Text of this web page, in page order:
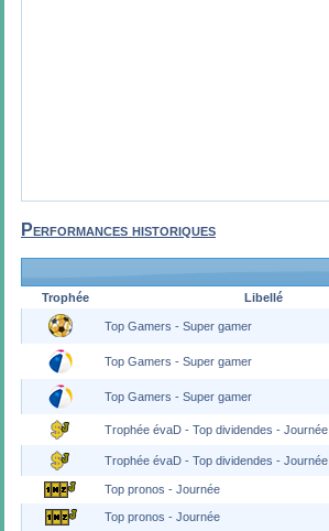
Performances historiques
Trophée
Libellé
Top Gamers - Super gamer
Top Gamers - Super gamer
Top Gamers - Super gamer
Trophée évaD - Top dividendes - Journée
Trophée évaD - Top dividendes - Journée
Top pronos - Journée
Top pronos - Journée